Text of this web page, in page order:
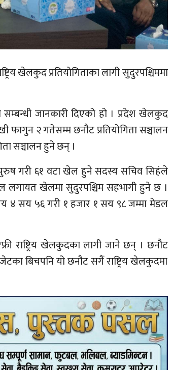
खेलकुद प्रतियोगिताका लागी सुदुरपश्चिममा
जानकारी दिएको हो । प्रदेश खेलकुद
२ गतेसम्म छनौट प्रतियोगिता सञ्चालन
सञ्चालन हुने छन् ।
गरी ६१ वटा खेल हुने सदस्य सचिव सिहंले
लगायत खेलमा सुदुरपश्चिम सहभागी हुने छ ।
४ सय ५६ गरी १ हजार १ सय ९८ जम्मा मेडल
राष्ट्रिय खेलकुदका लागी जाने छन् । छनौट
बिचपनि यो छनौट सगैं राष्ट्रिय खेलकुदमा